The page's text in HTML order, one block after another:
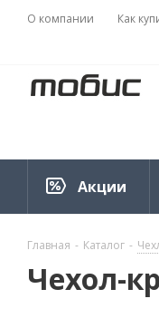
О компании Как
Акции
Главная - Каталог -
Чехол-